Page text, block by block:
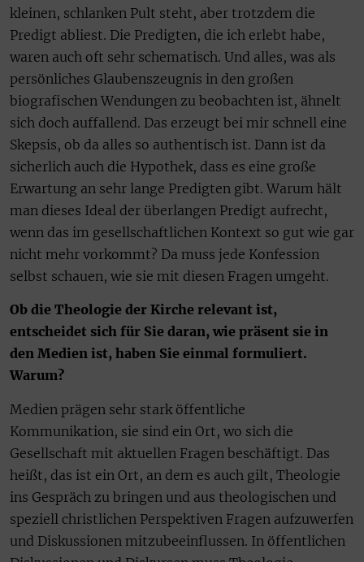
kleinen, schlanken Pult steht, aber trotzdem die
Predigt abliest. Die Predigten, die ich erlebt habe,
waren auch oft sehr schematisch. Und alles, was als
persönliches Glaubenszeugnis in den großen
biografischen Wendungen zu beobachten ist, ähnelt
sich doch auffallend. Das erzeugt bei mir schnell eine
Skepsis, ob da alles so authentisch ist. Dann ist da
sicherlich auch die Hypothek, dass es eine große
Erwartung an sehr lange Predigten gibt. Warum hält
man dieses Ideal der überlangen Predigt aufrecht,
wenn das im gesellschaftlichen Kontext so gut wie gar
nicht mehr vorkommt? Da muss jede Konfession
selbst schauen, wie sie mit diesen Fragen umgeht.
Ob die Theologie der Kirche relevant ist,
entscheidet sich für Sie daran, wie präsent sie in
den Medien ist, haben Sie einmal formuliert.
Warum?
Medien prägen sehr stark öffentliche
Kommunikation, sie sind ein Ort, wo sich die
Gesellschaft mit aktuellen Fragen beschäftigt. Das
heißt, das ist ein Ort, an dem es auch gilt, Theologie
ins Gespräch zu bringen und aus theologischen und
speziell christlichen Perspektiven Fragen aufzuwerfen
und Diskussionen mitzubeeinflussen. In öffentlichen